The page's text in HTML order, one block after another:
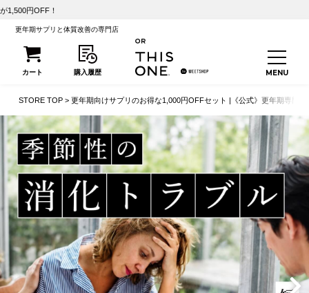
更年期サプリと体質改善の専門店
STORE TOP 更年期向けサプリのお得な1,000円OFFセット |《公式》更年期専門